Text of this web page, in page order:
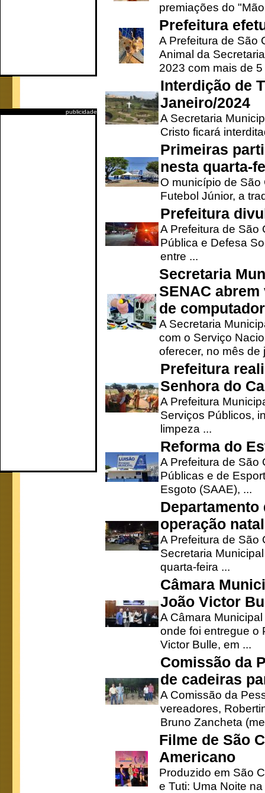
publicidade
premiações do
Prefeitura
A Prefeitura de São
Animal da
2023 com mais de 5
Interdição de
Janeiro/2024
A Secretaria
Cristo ficará
Primeiras
nesta quarta-
O município de
Futebol Júnior, a
Prefeitura
A Prefeitura de São
Pública e Defesa
entre ...
Secretaria
SENAC
de
A Secretaria
com o Serviço
oferecer, no mês de
Prefeitura
Senhora do
A Prefeitura
Serviços Públicos,
limpeza ...
Reforma do
A Prefeitura de São
Públicas e de
Esgoto (SAAE), ...
operação
A Prefeitura de São
Secretaria
quarta-feira ...
Câmara
João Victor
A Câmara
onde foi entregue o
Victor Bulle, em ...
Comissão da
de cadeiras
A Comissão da
vereadores,
Bruno Zancheta
Filme de São
Americano
Produzido em São
e Tuti: Uma Noite